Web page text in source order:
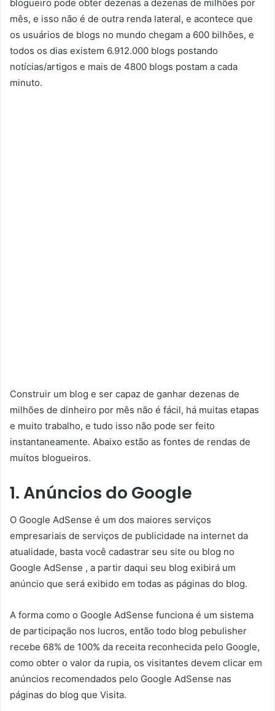
blogueiro pode obter dezenas a dezenas de milhões por
mês, e isso não é de outra renda lateral, e acontece que
os usuários de blogs no mundo chegam a 600 bilhões, e
todos os dias existem 6.912.000 blogs postando
notícias/artigos e mais de 4800 blogs postam a cada
minuto.
Construir um blog e ser capaz de ganhar dezenas de
milhões de dinheiro por mês não é fácil, há muitas etapas
e muito trabalho, e tudo isso não pode ser feito
instantaneamente. Abaixo estão as fontes de rendas de
muitos blogueiros.
1. Anúncios do Google
O Google AdSense é um dos maiores serviços
empresariais de serviços de publicidade na internet da
atualidade, basta você cadastrar seu site ou blog no
Google AdSense , a partir daqui seu blog exibirá um
anúncio que será exibido em todas as páginas do blog.
A forma como o Google AdSense funciona é um sistema
de participação nos lucros, então todo blog pebulisher
recebe 68% de 100% da receita reconhecida pelo Google,
como obter o valor da rupia, os visitantes devem clicar em
anúncios recomendados pelo Google AdSense nas
páginas do blog que Visita.